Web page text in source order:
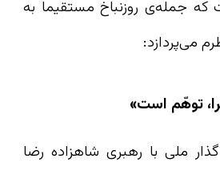
جمله‌ی روزنباخ مستقیما به
می‌پردازد:
توهّم است»
ملی با رهبری شاهزاده رضا